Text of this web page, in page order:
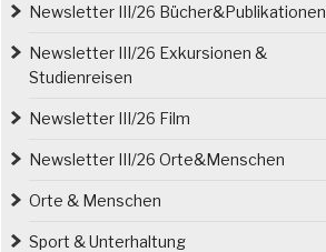
Newsletter III/26 Bücher&Publikationen
Newsletter III/26 Exkursionen &
Studienreisen
Newsletter III/26 Film
Newsletter III/26 Orte&Menschen
Orte & Menschen
Sport & Unterhaltung